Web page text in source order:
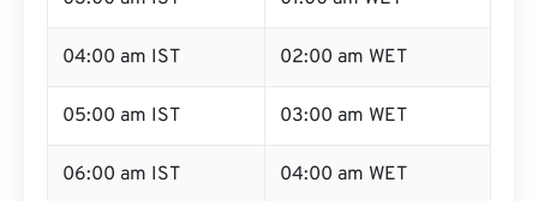
04:00 am IST 02:00 am WET
05:00 am IST 03:00 am WET
06:00 am IST 04:00 am WET